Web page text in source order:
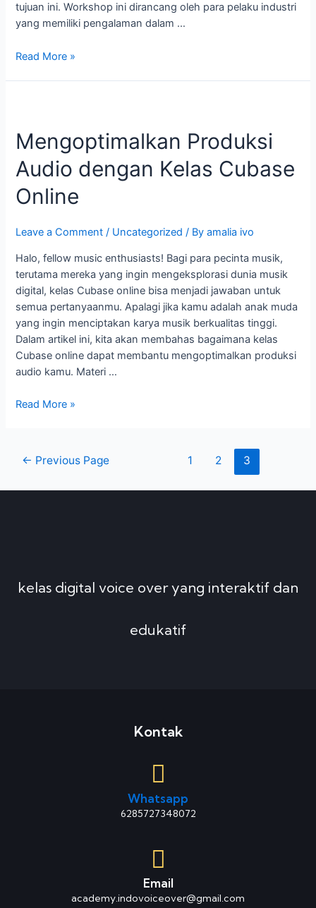
tujuan ini. Workshop ini dirancang oleh para pelaku industri
yang memiliki pengalaman dalam …
Read More »
Mengoptimalkan Produksi
Audio dengan Kelas Cubase
Online
Leave a Comment / Uncategorized / Byamalia ivo
Halo, fellow music enthusiasts! Bagi para pecinta musik,
terutama mereka yang ingin mengeksplorasi dunia musik
digital, kelas Cubase online bisa menjadi jawaban untuk
semua pertanyaanmu. Apalagi jika kamu adalah anak muda
yang ingin menciptakan karya musik berkualitas tinggi.
Dalam artikel ini, kita akan membahas bagaimana kelas
Cubase online dapat membantu mengoptimalkan produksi
audio kamu. Materi …
Audio
dengan
Kelas
Online
Read More »
← Previous Page 1 2 3
kelas digital voice over yang interaktif dan
edukatif
Kontak
Whatsapp
6285727348072
Email
academy.indovoiceover@gmail.com